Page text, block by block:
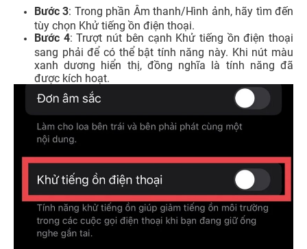
Bước 3: Trong phần Âm thanh/Hình ảnh, hãy tìm đến
tùy chọn Khử tiếng ồn điện thoại.
Bước 4: Trượt nút bên cạnh Khử tiếng ồn điện thoại
sang phải để có thể bật tính năng này. Khi nút màu
xanh dương hiển thị, đồng nghĩa là tính năng đã
được kích hoạt.